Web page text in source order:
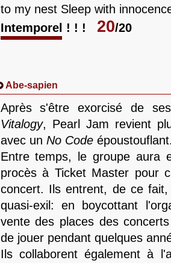
to my nest Sleep with
Intemporel ! ! !
20/20
Abe-sapien
Après s'être exorcisé de
Vitalogy, Pearl Jam revient
avec un No Code
Entre temps, le groupe aura
procès à Ticket Master pour
concert. Ils entrent, de ce
quasi-exil: en boycottant
vente des places des
de jouer pendant quelques
Ils collaborent également à